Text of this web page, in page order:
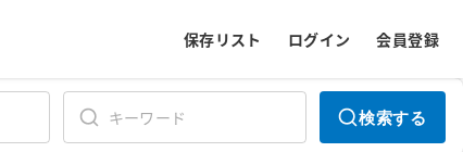
保存リスト ログイン 会員登録
検索する